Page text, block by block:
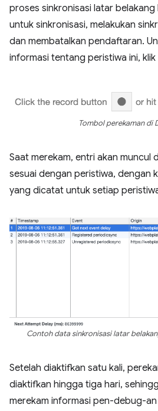
proses sinkronisasi latar
untuk sinkronisasi, melakukan
dan membatalkan pendaftaran.
informasi tentang peristiwa ini, klik
Tombol perekaman di
Saat merekam, entri akan muncul
sesuai dengan peristiwa, dengan
yang dicatat untuk setiap
Contoh data sinkronisasi latar
Setelah diaktifkan satu kali,
diaktifkan hingga tiga hari,
merekam informasi pen-debug-